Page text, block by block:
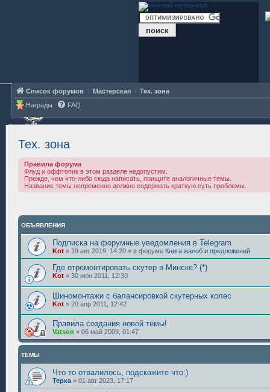
Список форумов Мастерская
Тех. зона
Награды
FAQ
Тех. зона
Правила форума
Флуд и оффтопик в этом разделе недопустим.
Прежде, чем что-либо сюда написать, поищите аналогичные темы.
Название темы непременно должно содержать краткую суть проблемы.
ОБЪЯВЛЕНИЯ
Подписка на форумные уведомления в Telegram
Kot » 19 авг 2019, 14:20 » в форуме Книга жалоб и предложений
Где отремонтировать скутер в Минске? (*)
Kot » 30 июн 2011, 12:30
Шиномонтажи с балансировкой скутерных колес
Kot » 20 апр 2011, 12:42
Правила создания новой темы!
Vatson » 06 май 2009, 01:47
ТЕМЫ
Что то отвалилось, подскажите что:)
Терка » 01 авг 2023, 17:17